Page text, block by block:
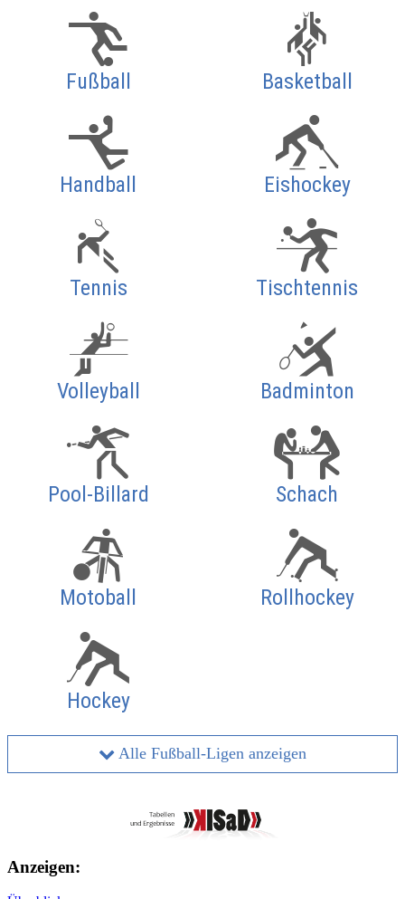
Fußball Basketball
Handball Eishockey
Tennis Tischtennis
Volleyball Badminton
Pool-Billard Schach
Motoball Rollhockey
Hockey
Alle Fußball-Ligen anzeigen
Anzeigen: